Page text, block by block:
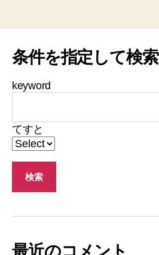
条件を指定して検索
keyword
てすと
最近のコメント